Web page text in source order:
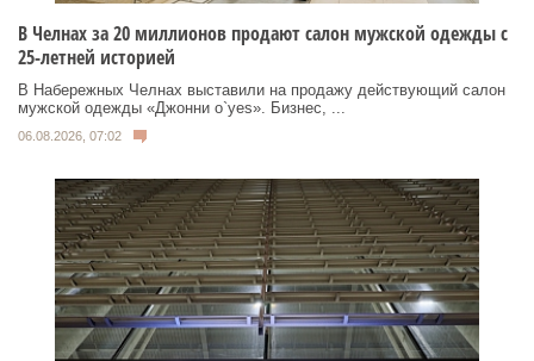
В Челнах за 20 миллионов продают салон мужской одежды с
25-летней историей
В Набережных Челнах выставили на продажу действующий салон
мужской одежды «Джонни о`yes». Бизнес, ...
06.08.2026, 07:02